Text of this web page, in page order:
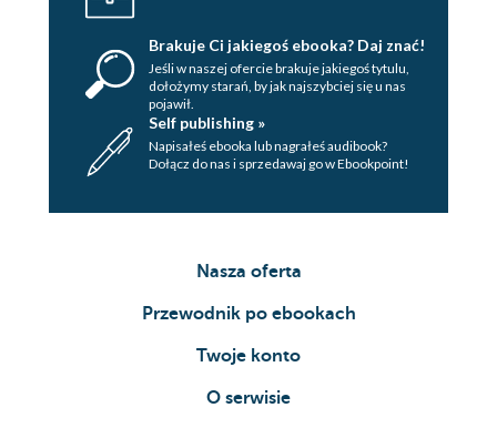
Brakuje Ci jakiegoś ebooka? Daj znać!
Jeśli w naszej ofercie brakuje jakiegoś tytulu,
dołożymy starań, by jak najszybciej się u nas
pojawił.
Self publishing »
Napisałeś ebooka lub nagrałeś audibook?
Dołącz do nas i sprzedawaj go w Ebookpoint!
Nasza oferta
Przewodnik po ebookach
Twoje konto
O serwisie